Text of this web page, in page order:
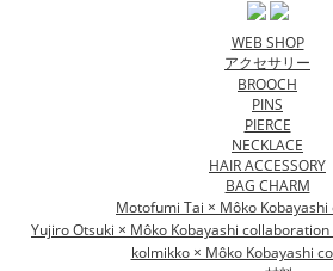
WEB SHOP
アクセサリー
BROOCH
PINS
PIERCE
NECKLACE
HAIR ACCESSORY
BAG CHARM
Motofumi Tai × Môko
Yujiro Otsuki × Môko Kobayashi collaboration
kolmikko × Môko Kobayashi